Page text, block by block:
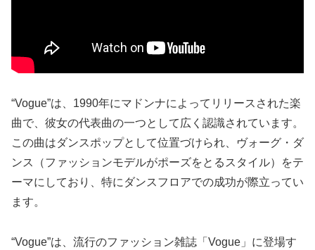
“Vogue”は、1990年にマドンナによってリリースされた楽
曲で、彼女の代表曲の一つとして広く認識されています。
この曲はダンスポップとして位置づけられ、ヴォーグ・ダ
ンス（ファッションモデルがポーズをとるスタイル）をテ
ーマにしており、特にダンスフロアでの成功が際立ってい
ます。
“Vogue”は、流行のファッション雑誌「Vogue」に登場す